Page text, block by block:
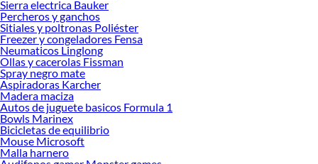
Sierra electrica Bauker
Percheros y ganchos
Sitiales y poltronas Poliéster
Freezer y congeladores Fensa
Neumaticos Linglong
Ollas y cacerolas Fissman
Spray negro mate
Aspiradoras Karcher
Madera maciza
Autos de juguete basicos Formula 1
Bowls Marinex
Bicicletas de equilibrio
Mouse Microsoft
Malla harnero